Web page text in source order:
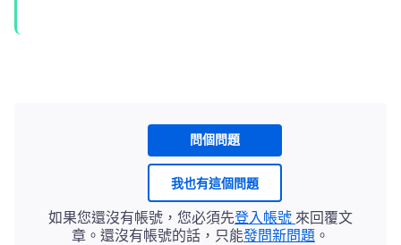
問個問題
我也有這個問題
如果您還沒有帳號，您必須先登入帳號 來回覆文
章。還沒有帳號的話，只能發問新問題 。